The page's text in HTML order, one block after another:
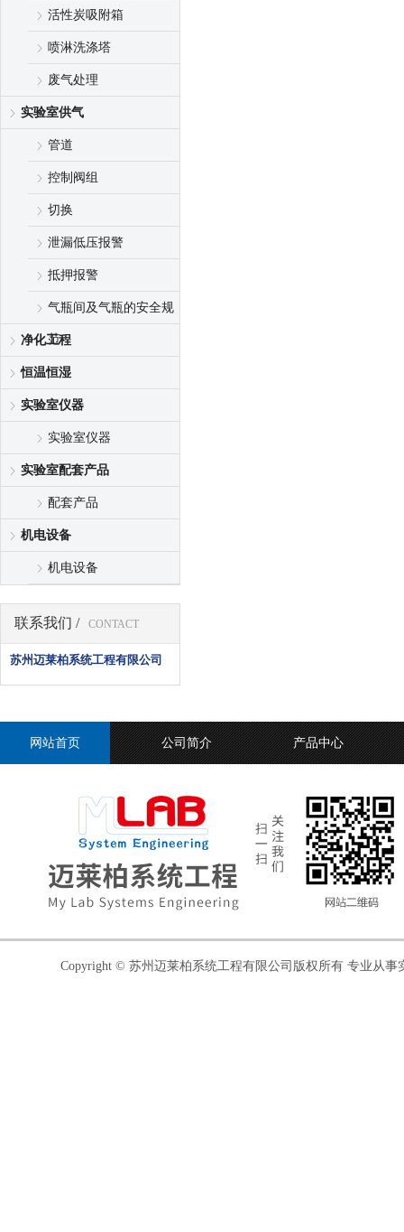
活性炭吸附箱
喷淋洗涤塔
废气处理
实验室供气
管道
控制阀组
切换
泄漏低压报警
抵押报警
气瓶间及气瓶的安全规
范
净化工程
恒温恒湿
实验室仪器
实验室仪器
实验室配套产品
配套产品
机电设备
机电设备
联系我们 / CONTACT
苏州迈莱柏系统工程有限公司
网站首页 公司简介 产品中心
Copyright © 苏州迈莱柏系统工程有限公司版权所有 专业从